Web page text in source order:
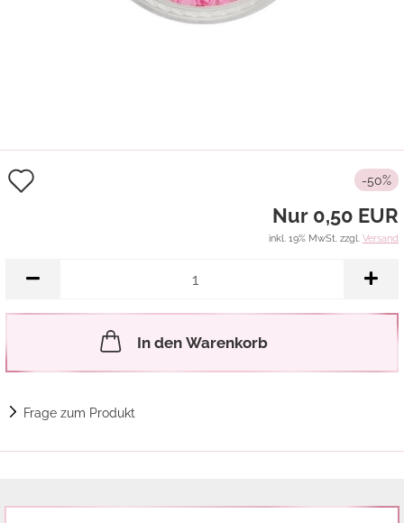
-50%
Nur 0,50 EUR
inkl. 19% MwSt. zzgl. Versand
In den Warenkorb
Frage zum Produkt